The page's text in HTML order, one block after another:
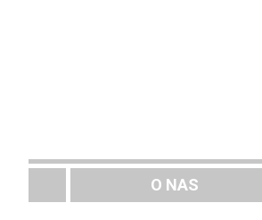
O NAS